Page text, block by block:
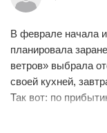
Персидский залив
белоснежный.
дорогие, поэтому
чтобы сидеть/
Экскурсии
В феврале начала
планировала
ветров» выбрала
своей кухней,
Так вот: по
другой отель,